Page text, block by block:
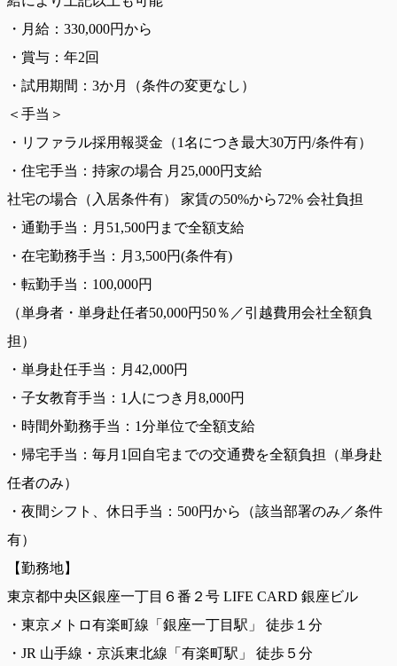
・月給：330,000円から
・賞与：年2回
・試用期間：3か月（条件の変更なし）
＜手当＞
・リファラル採用報奨金（1名につき最大30万円/条件有）
・住宅手当：持家の場合 月25,000円支給
社宅の場合（入居条件有） 家賃の50%から72% 会社負担
・通勤手当：月51,500円まで全額支給
・在宅勤務手当：月3,500円(条件有)
・転勤手当：100,000円
（単身者・単身赴任者50,000円50％／引越費用会社全額負
担）
・単身赴任手当：月42,000円
・子女教育手当：1人につき月8,000円
・時間外勤務手当：1分単位で全額支給
・帰宅手当：毎月1回自宅までの交通费を全額負担（単身赴
任者のみ）
・夜間シフト、休日手当：500円から（該当部署のみ／条件
有）
【勤務地】
東京都中央区銀座一丁目６番２号 LIFE CARD 銀座ビル
・東京メトロ有楽町線「銀座一丁目駅」 徒歩１分
・JR 山手線・京浜東北線「有楽町駅」 徒歩５分